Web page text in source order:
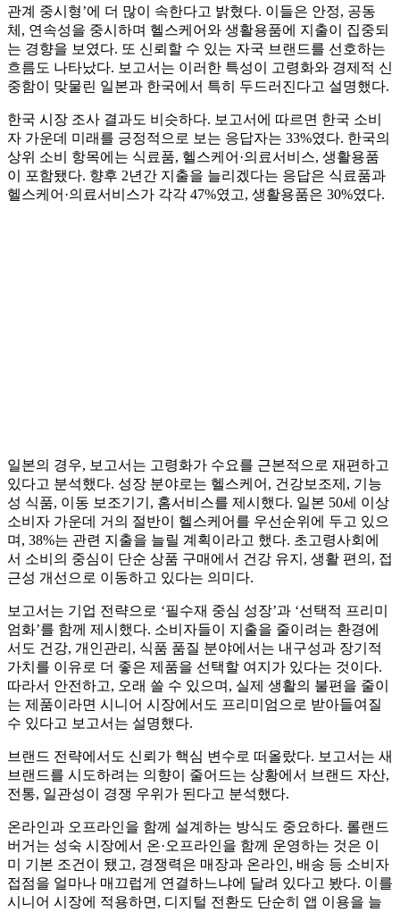
관계 중시형’에 더 많이 속한다고 밝혔다. 이들은 안정, 공동
체, 연속성을 중시하며 헬스케어와 생활용품에 지출이 집중되
는 경향을 보였다. 또 신뢰할 수 있는 자국 브랜드를 선호하는
흐름도 나타났다. 보고서는 이러한 특성이 고령화와 경제적 신
중함이 맞물린 일본과 한국에서 특히 두드러진다고 설명했다.
한국 시장 조사 결과도 비슷하다. 보고서에 따르면 한국 소비
자 가운데 미래를 긍정적으로 보는 응답자는 33%였다. 한국의
상위 소비 항목에는 식료품, 헬스케어·의료서비스, 생활용품
이 포함됐다. 향후 2년간 지출을 늘리겠다는 응답은 식료품과
헬스케어·의료서비스가 각각 47%였고, 생활용품은 30%였다.
일본의 경우, 보고서는 고령화가 수요를 근본적으로 재편하고
있다고 분석했다. 성장 분야로는 헬스케어, 건강보조제, 기능
성 식품, 이동 보조기기, 홈서비스를 제시했다. 일본 50세 이상
소비자 가운데 거의 절반이 헬스케어를 우선순위에 두고 있으
며, 38%는 관련 지출을 늘릴 계획이라고 했다. 초고령사회에
서 소비의 중심이 단순 상품 구매에서 건강 유지, 생활 편의, 접
근성 개선으로 이동하고 있다는 의미다.
보고서는 기업 전략으로 ‘필수재 중심 성장’과 ‘선택적 프리미
엄화’를 함께 제시했다. 소비자들이 지출을 줄이려는 환경에
서도 건강, 개인관리, 식품 품질 분야에서는 내구성과 장기적
가치를 이유로 더 좋은 제품을 선택할 여지가 있다는 것이다.
따라서 안전하고, 오래 쓸 수 있으며, 실제 생활의 불편을 줄이
는 제품이라면 시니어 시장에서도 프리미엄으로 받아들여질
수 있다고 보고서는 설명했다.
브랜드 전략에서도 신뢰가 핵심 변수로 떠올랐다. 보고서는 새
브랜드를 시도하려는 의향이 줄어드는 상황에서 브랜드 자산,
전통, 일관성이 경쟁 우위가 된다고 분석했다.
온라인과 오프라인을 함께 설계하는 방식도 중요하다. 롤랜드
버거는 성숙 시장에서 온·오프라인을 함께 운영하는 것은 이
미 기본 조건이 됐고, 경쟁력은 매장과 온라인, 배송 등 소비자
접점을 얼마나 매끄럽게 연결하느냐에 달려 있다고 봤다. 이를
시니어 시장에 적용하면, 디지털 전환도 단순히 앱 이용을 늘